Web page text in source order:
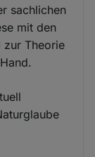
sachlichen
mit den
zur Theorie